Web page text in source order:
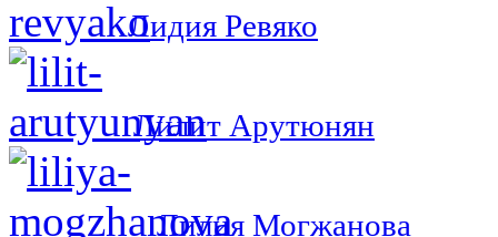
Лидия Ревяко
Лилит Арутюнян
Лилия Могжанова